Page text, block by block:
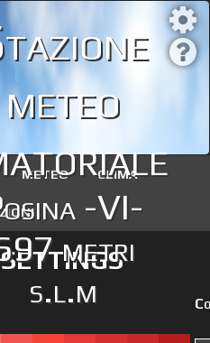
meteo
-VI-
metri
s.l.m
METEO CLIMA